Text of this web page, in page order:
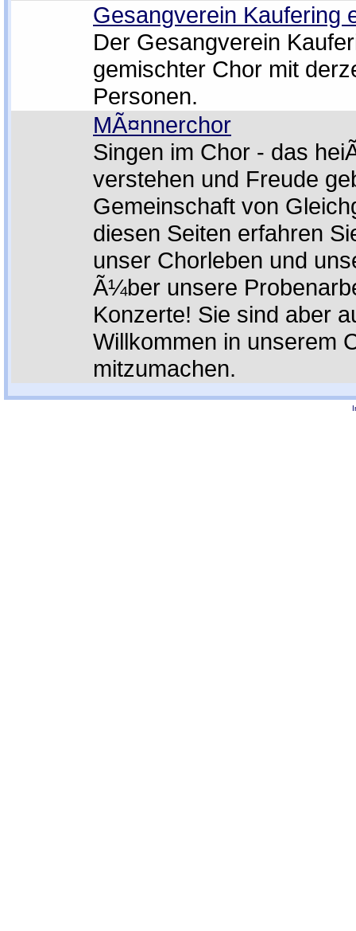
Gesangverein Kaufering
Der Gesangverein
gemischter Chor mit
Personen.
MÃ¤nnerchor
Singen im Chor - das
verstehen und Freude
Gemeinschaft von
diesen Seiten erfahren
unser Chorleben und
Ã¼ber unsere
Konzerte! Sie sind aber
Willkommen in unserem
mitzumachen.